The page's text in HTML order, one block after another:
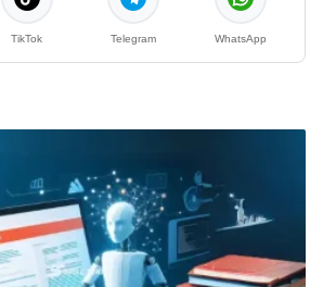
TikTok Telegram WhatsApp